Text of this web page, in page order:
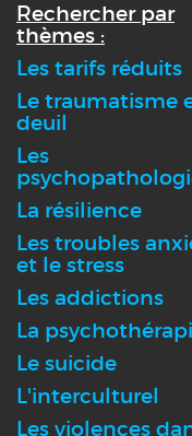
Rechercher par
thèmes :
Les tarifs réduits
Le traumatisme
deuil
Les
La résilience
Les troubles
et le stress
Les addictions
La
Le suicide
L'interculturel
Les violences